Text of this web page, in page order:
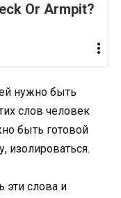
Or Armpit?
нужно быть
слов человек
быть готовой
изолироваться.
эти слова и